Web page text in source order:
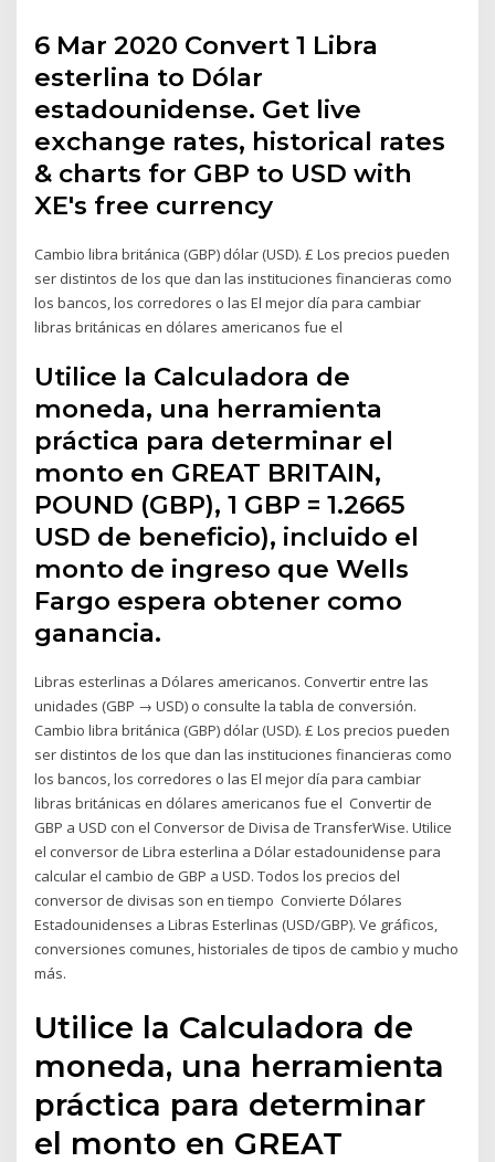
6 Mar 2020 Convert 1 Libra
esterlina to Dólar
estadounidense. Get live
exchange rates, historical rates
& charts for GBP to USD with
XE's free currency
Cambio libra británica (GBP) dólar (USD). £ Los precios pueden
ser distintos de los que dan las instituciones financieras como
los bancos, los corredores o las El mejor día para cambiar
libras británicas en dólares americanos fue el
Utilice la Calculadora de
moneda, una herramienta
práctica para determinar el
monto en GREAT BRITAIN,
POUND (GBP), 1 GBP = 1.2665
USD de beneficio), incluido el
monto de ingreso que Wells
Fargo espera obtener como
ganancia.
Libras esterlinas a Dólares americanos. Convertir entre las
unidades (GBP → USD) o consulte la tabla de conversión.
Cambio libra británica (GBP) dólar (USD). £ Los precios pueden
ser distintos de los que dan las instituciones financieras como
los bancos, los corredores o las El mejor día para cambiar
libras británicas en dólares americanos fue el Convertir de
GBP a USD con el Conversor de Divisa de TransferWise. Utilice
el conversor de Libra esterlina a Dólar estadounidense para
calcular el cambio de GBP a USD. Todos los precios del
conversor de divisas son en tiempo Convierte Dólares
Estadounidenses a Libras Esterlinas (USD/GBP). Ve gráficos,
conversiones comunes, historiales de tipos de cambio y mucho
más.
Utilice la Calculadora de
moneda, una herramienta
práctica para determinar
el monto en GREAT